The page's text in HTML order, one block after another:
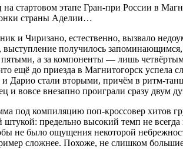
стартовом этапе Гран-при России в
страны Аделии…
и Чиризано, естественно, вызвало
выступление получилось
пятыми, а за компоненты — лишь
ещё до приезда в Магнитогорск успела
Дарио стали вторыми, причём в ритм-
и вовсе внезапно проиграли сразу двум
под компиляцию поп-кроссовер хитов
штукой: предельно высокий темп не
не было ощущения некоторой
сложнее. Похоже, не слишком